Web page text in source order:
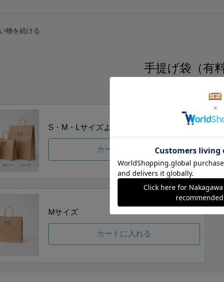
手提げ袋（有
S・M・Lの3つサイズを
S・M・Lサイズより当店にお任せ
カートに入れる
Mサイズ
カートに入れる